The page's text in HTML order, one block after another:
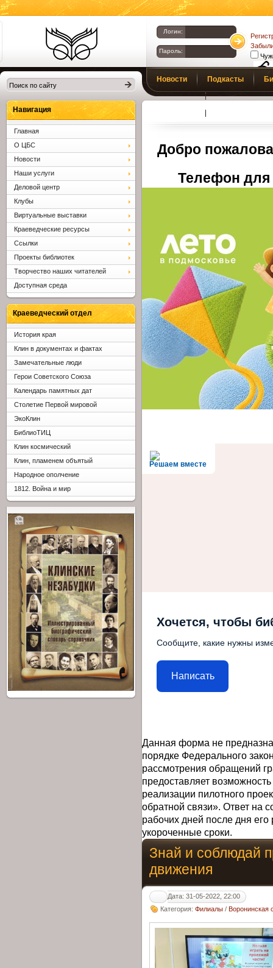
Библиотеки
Клина. Клинская
ЦБС.
Логин:
Пароль:
Новости Подкасты
Добро
Телефон для
Решаем вместе
Хочется, чтобы
Сообщите, какие нужны
Написать
Данная форма не
порядке Федерального
рассмотрения обращений
предоставляет
реализации пилотного
обратной связи». Ответ на
рабочих дней после дня
укороченные сроки.
Знай и соблюдай
движения
Дата: 31-05-2022, 22:00
Категория: Филиалы / Воронинская
Навигация
Главная
О ЦБС
Новости
Наши услуги
Деловой центр
Клубы
Виртуальные выставки
Краеведческие ресурсы
Ссылки
Проекты библиотек
Творчество наших читателей
Доступная среда
Краеведческий отдел
История края
Клин в документах и фактах
Замечательные люди
Герои Советского Союза
Календарь памятных дат
Столетие Первой мировой
ЭкоКлин
БиблиоТИЦ
Клин космический
Клин, пламенем объятый
Народное ополчение
1812. Война и мир